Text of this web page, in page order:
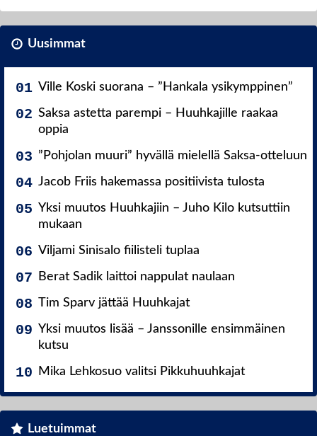
Uusimmat
Ville Koski suorana – ”Hankala ysikymppinen”
Saksa astetta parempi – Huuhkajille raakaa
oppia
”Pohjolan muuri” hyvällä mielellä Saksa-otteluun
Jacob Friis hakemassa positiivista tulosta
Yksi muutos Huuhkajiin – Juho Kilo kutsuttiin
mukaan
Viljami Sinisalo fiilisteli tuplaa
Berat Sadik laittoi nappulat naulaan
Tim Sparv jättää Huuhkajat
Yksi muutos lisää – Janssonille ensimmäinen
kutsu
Mika Lehkosuo valitsi Pikkuhuuhkajat
Luetuimmat